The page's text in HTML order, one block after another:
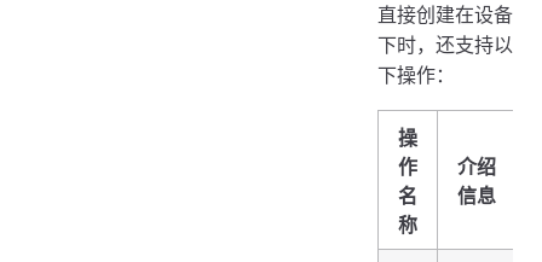
直接创建在设备
下时，还支持以
下操作：
操
作
名
称
介绍
信息